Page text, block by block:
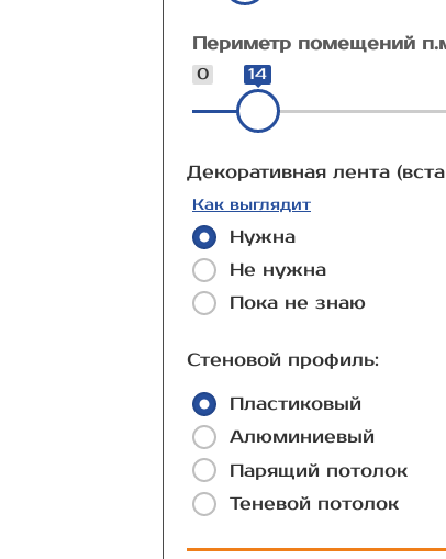
Периметр помещений
0 14
Декоративная лента
Как выглядит
Нужна
Не нужна
Пока не знаю
Стеновой профиль:
Пластиковый
Алюминиевый
Парящий потолок
Теневой потолок